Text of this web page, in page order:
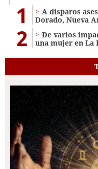
1
A disparos
Dorado, Nueva
2
De varios
una mujer en La